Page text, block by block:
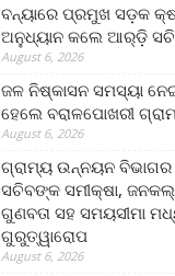
ବନ୍ୟାରେ ପ୍ରମୁଖ ସଡ଼କ
ଅନୁଧ୍ୟାନ କଲେ ଆର୍‌ଡ଼ି
August 6, 2026
ଜଳ ନିଷ୍କାସନ ସମସ୍ୟା
ହେଲେ ବରାଳପୋଖରୀ
August 6, 2026
ଗ୍ରାମ୍ୟ ଉନ୍ନୟନ
ସଚିବଙ୍କ ସମୀକ୍ଷା,
ଗୁଣବତା ସହ ସମୟସୀମା
ଗୁରୁତ୍ୱାରୋପ
August 6, 2026